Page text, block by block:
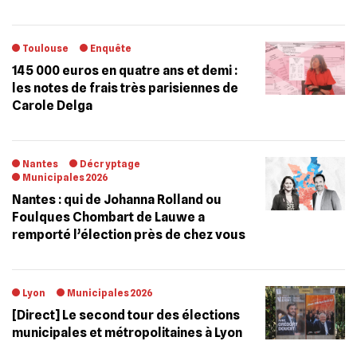
Toulouse Enquête
145 000 euros en quatre ans et demi :
les notes de frais très parisiennes de
Carole Delga
Nantes
Décryptage
Municipales 2026
Nantes : qui de Johanna Rolland ou
Foulques Chombart de Lauwe a
remporté l’élection près de chez vous
Lyon Municipales 2026
[Direct] Le second tour des élections
municipales et métropolitaines à Lyon